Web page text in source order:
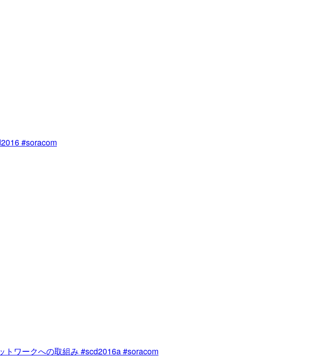
#soracom
ワークへの取組み #scd2016a #soracom